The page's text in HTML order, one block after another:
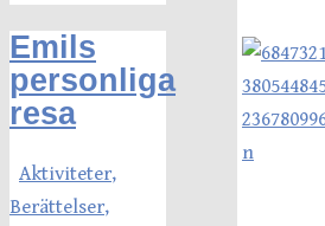
Emils
personliga
resa
Aktiviteter,
Berättelser,